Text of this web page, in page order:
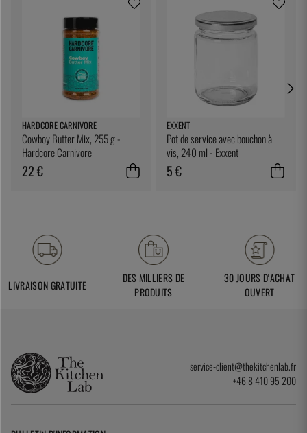
HARDCORE CARNIVORE
Cowboy Butter Mix, 255 g -
Hardcore Carnivore
22 €
EXXENT
Pot de service avec bouchon à
vis, 240 ml - Exxent
5 €
LIVRAISON GRATUITE
DES MILLIERS DE
PRODUITS
30 JOURS D'ACHAT
OUVERT
service-client@thekitchenlab.fr
+46 8 410 95 200